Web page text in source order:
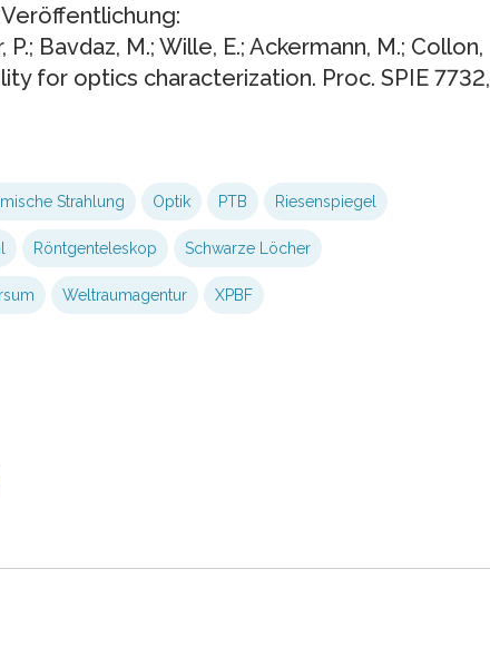
Bavdaz, M.; Wille, E.; Ackermann, M.; Collon,
for optics characterization. Proc. SPIE 7732,
Strahlung Optik PTB Riesenspiegel
Röntgenteleskop Schwarze Löcher
Weltraumagentur XPBF